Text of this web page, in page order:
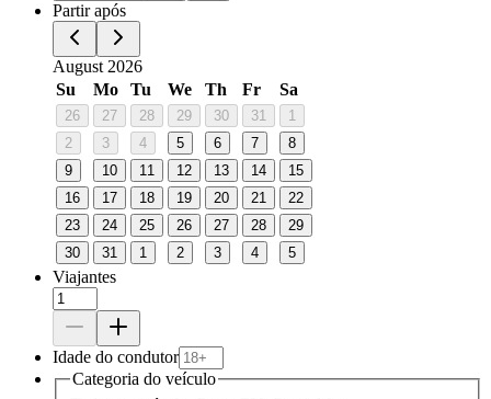
Partir após
August 2026
Su
Mo Tu We Th Fr Sa
26 27 28 29 30 31
1
2
3 4 5 6 7
8
9
10 11 12 13 14
15
16
17 18 19 20 21
22
23
24 25 26 27 28
29
30
31 1 2 3 4 5
Viajantes
Idade do condutor
Categoria do veículo